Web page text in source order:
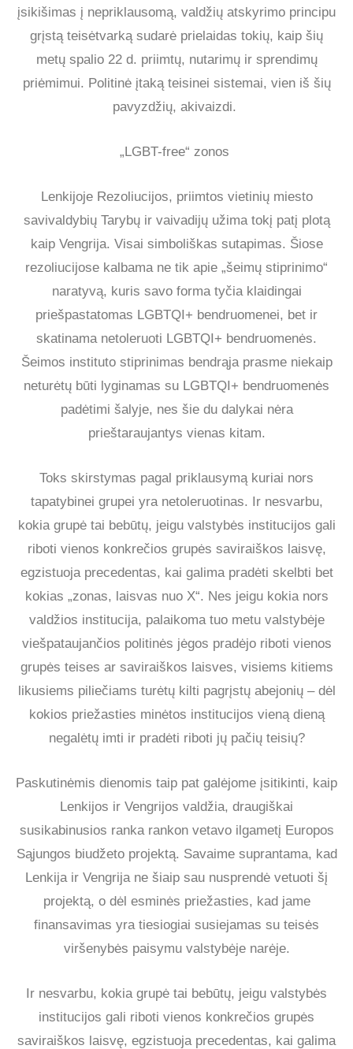
įsikišimas į nepriklausomą, valdžių atskyrimo principu
grįstą teisėtvarką sudarė prielaidas tokių, kaip šių
metų spalio 22 d. priimtų, nutarimų ir sprendimų
priėmimui. Politinė įtaką teisinei sistemai, vien iš šių
pavyzdžių, akivaizdi.
„LGBT-free“ zonos
Lenkijoje Rezoliucijos, priimtos vietinių miesto
savivaldybių Tarybų ir vaivadijų užima tokį patį plotą
kaip Vengrija. Visai simboliškas sutapimas. Šiose
rezoliucijose kalbama ne tik apie „šeimų stiprinimo“
naratyvą, kuris savo forma tyčia klaidingai
priešpastatomas LGBTQI+ bendruomenei, bet ir
skatinama netoleruoti LGBTQI+ bendruomenės.
Šeimos instituto stiprinimas bendrąja prasme niekaip
neturėtų būti lyginamas su LGBTQI+ bendruomenės
padėtimi šalyje, nes šie du dalykai nėra
prieštaraujantys vienas kitam.
Toks skirstymas pagal priklausymą kuriai nors
tapatybinei grupei yra netoleruotinas. Ir nesvarbu,
kokia grupė tai bebūtų, jeigu valstybės institucijos gali
riboti vienos konkrečios grupės saviraiškos laisvę,
egzistuoja precedentas, kai galima pradėti skelbti bet
kokias „zonas, laisvas nuo X“. Nes jeigu kokia nors
valdžios institucija, palaikoma tuo metu valstybėje
viešpataujančios politinės jėgos pradėjo riboti vienos
grupės teises ar saviraiškos laisves, visiems kitiems
likusiems piliečiams turėtų kilti pagrįstų abejonių – dėl
kokios priežasties minėtos institucijos vieną dieną
negalėtų imti ir pradėti riboti jų pačių teisių?
Paskutinėmis dienomis taip pat galėjome įsitikinti, kaip
Lenkijos ir Vengrijos valdžia, draugiškai
susikabinusios ranka rankon vetavo ilgametį Europos
Sąjungos biudžeto projektą. Savaime suprantama, kad
Lenkija ir Vengrija ne šiaip sau nusprendė vetuoti šį
projektą, o dėl esminės priežasties, kad jame
finansavimas yra tiesiogiai susiejamas su teisės
viršenybės paisymu valstybėje narėje.
Ir nesvarbu, kokia grupė tai bebūtų, jeigu valstybės
institucijos gali riboti vienos konkrečios grupės
saviraiškos laisvę, egzistuoja precedentas, kai galima